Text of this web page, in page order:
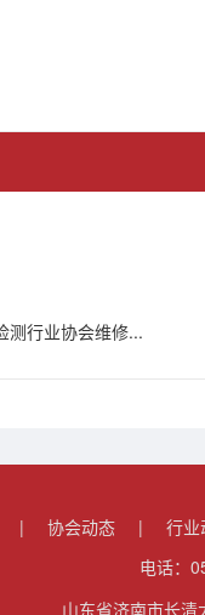
测行业协会维修...
| 协会动态 | 行业
电话：
山东省济南市长